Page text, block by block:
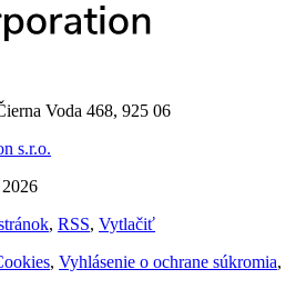
Voda 468, 925 06
s.r.o.
, RSS, Vytlačiť
, Vyhlásenie o ochrane súkromia,